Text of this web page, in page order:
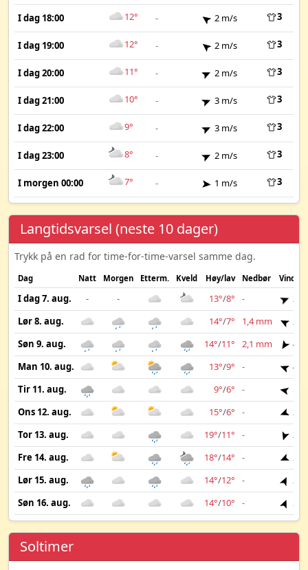
I dag 18:00 12° - 2 m/s 3
I dag 19:00 12° - 2 m/s 3
I dag 20:00 11° - 2 m/s 3
I dag 21:00 10° - 3 m/s 3
I dag 22:00 9° - 3 m/s 3
I dag 23:00 8° - 2 m/s 3
I morgen 00:00 7° - 1 m/s 3
Langtidsvarsel (neste 10 dager)
Trykk på en rad for time-for-time-varsel samme dag.
Dag Natt Morgen Etterm. Kveld Høy/lav Nedbør Vind
I dag 7. aug. - - 13°/8° -
3
Lør 8. aug.
14°/7° 1,4 mm
2
Søn 9. aug.
14°/11° 2,1 mm
4
Man 10. aug.
13°/9° -
4
Tir 11. aug.
9°/6° -
5
Ons 12. aug.
15°/6° -
2
Tor 13. aug.
19°/11° -
3
Fre 14. aug.
18°/14° -
2
Lør 15. aug.
14°/12° -
2
Søn 16. aug.
14°/10° - 2
Soltimer